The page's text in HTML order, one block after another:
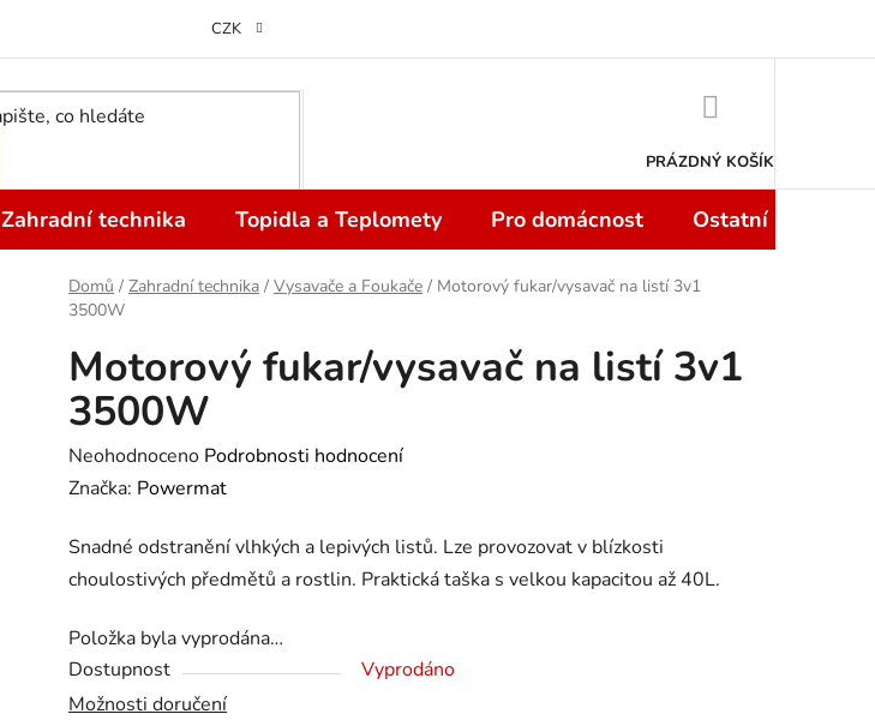
Odstoupení od kupní smlouvy do 14 dní
CZK
PRÁZDNÝ KOŠÍK
Zahradní technika Topidla a Teplomety Pro domácnost Ostatní
Domů / Zahradní technika / Vysavače a Foukače / Motorový fukar/vysavač na listí 3v1
3500W
Motorový fukar/vysavač na listí 3v1
3500W
Průměrné
hodnocení
je
0,0
5
hvězdiček.
Neohodnoceno Podrobnosti hodnocení
Značka: Powermat
Snadné odstranění vlhkých a lepivých listů. Lze provozovat v blízkosti
choulostivých předmětů a rostlin. Praktická taška s velkou kapacitou až 40L.
Položka byla vyprodána…
Dostupnost
Vyprodáno
Možnosti doručení